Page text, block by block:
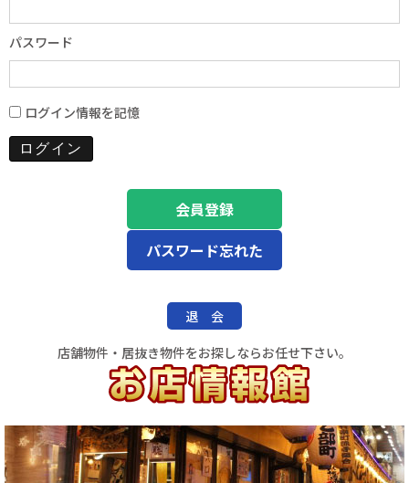
パスワード
ログイン情報を記憶
会員登録
パスワード忘れた
退 会
店舗物件・居抜き物件をお探しならお任せ下さい。